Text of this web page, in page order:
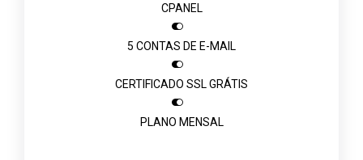
CPANEL

5 CONTAS DE E-MAIL

CERTIFICADO SSL GRÁTIS

PLANO MENSAL